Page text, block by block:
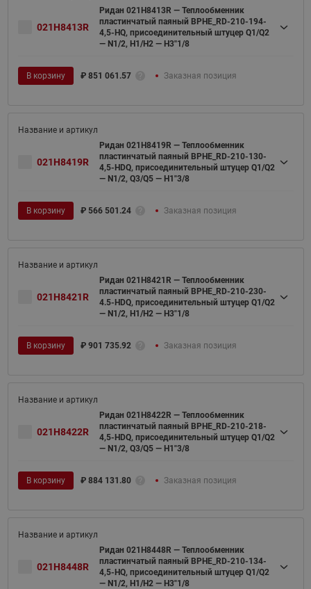
021H8413R
Ридан 021H8413R — Теплообменник
пластинчатый паяный BPHE_RD-210-194-
4,5-HQ, присоединительный штуцер Q1/Q2
— N1/2, H1/H2 — H3''1/8
В корзину ₽ 851 061.57 Заказная позиция
021H8419R
Ридан 021H8419R — Теплообменник
пластинчатый паяный BPHE_RD-210-130-
4,5-HDQ, присоединительный штуцер Q1/Q2
— N1/2, Q3/Q5 — H1"3/8
В корзину ₽ 566 501.24 Заказная позиция
021H8421R
Ридан 021H8421R — Теплообменник
пластинчатый паяный BPHE_RD-210-230-
4.5-HDQ, присоединительный штуцер Q1/Q2
— N1/2, H1/H2 — H3"1/8
В корзину ₽ 901 735.92 Заказная позиция
021H8422R
Ридан 021H8422R — Теплообменник
пластинчатый паяный BPHE_RD-210-218-
4,5-HDQ, присоединительный штуцер Q1/Q2
— N1/2, Q3/Q5 — H1"3/8
В корзину ₽ 884 131.80 Заказная позиция
021H8448R
Ридан 021H8448R — Теплообменник
пластинчатый паяный BPHE_RD-210-134-
4,5-HQ, присоединительный штуцер Q1/Q2
— N1/2, H1/H2 — H3"1/8